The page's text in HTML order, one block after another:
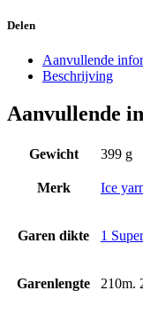
Delen
Aanvullende
Beschrijving
Aanvullende
Gewicht 399 g
Merk Ice
Garen dikte 1
Garenlengte 210m.